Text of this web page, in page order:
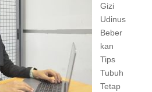
Gizi
Udinus
Beber
kan
Tips
Tubuh
Tetap